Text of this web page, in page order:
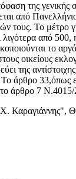
της
από
τους. Το μέτρο
από
το
οικείους
της
Το άρθρο
το άρθρο 7
Χ. Καραγιάννης",